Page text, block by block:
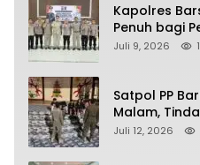
Kapolres
Penuh bagi
Kalimantan
Juli 9, 2026
Satpol PP
Malam,
soal Balap
Juli 12, 2026